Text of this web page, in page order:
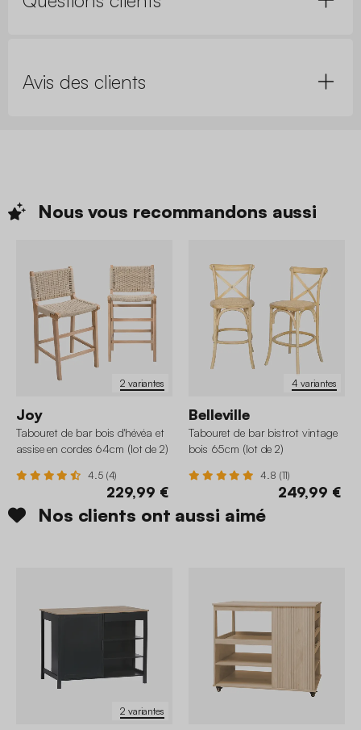
Avis des clients
Nous vous recommandons aussi
2 variantes
Joy
Tabouret de bar bois d'hévéa et
assise en cordes 64cm (lot de 2)
4.5 (4)
229,99 €
4 variantes
Belleville
Tabouret de bar bistrot vintage
bois 65cm (lot de 2)
4.8 (11)
249,99 €
Nos clients ont aussi aimé
2 variantes